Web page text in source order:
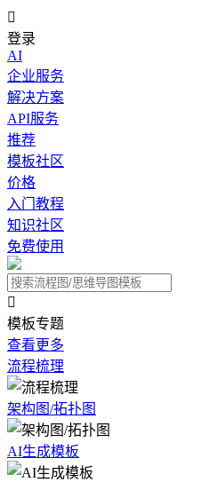

登录
AI
企业服务
解决方案
API服务
推荐
模板社区
价格
入门教程
知识社区
免费使用

模板专题
查看更多
流程梳理
架构图/拓扑图
AI生成模板